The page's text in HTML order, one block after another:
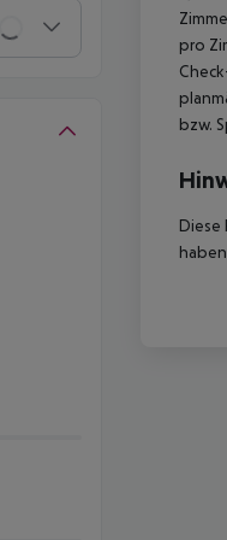
pro
bzw.
Diese